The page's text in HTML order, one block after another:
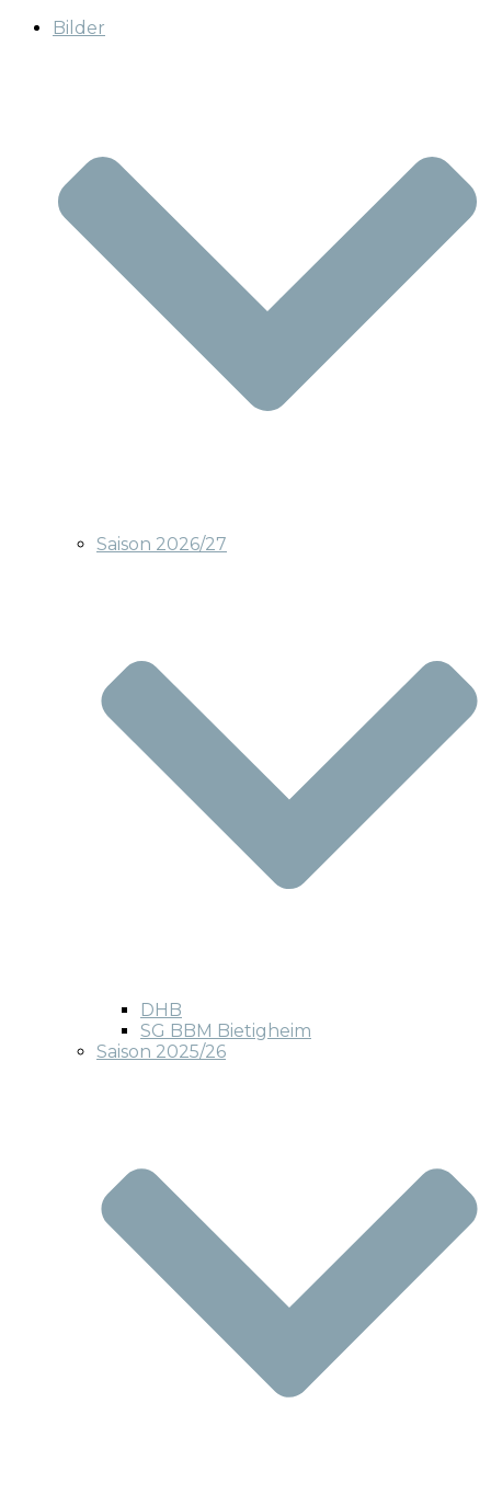
Bilder
Saison 2026/27
DHB
SG BBM Bietigheim
Saison 2025/26